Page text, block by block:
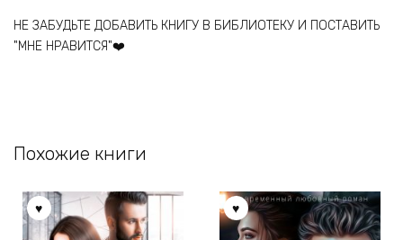
НЕ ЗАБУДЬТЕ ДОБАВИТЬ КНИГУ В БИБЛИОТЕКУ И ПОСТАВИТЬ
"МНЕ НРАВИТСЯ"❤️
Похожие книги